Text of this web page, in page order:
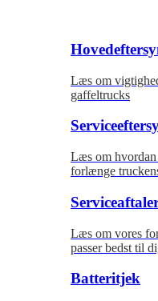
Læs om
gaffeltrucks
Læs om hvordan
forlænge
Læs om vores
passer bedst til
Batteritjek